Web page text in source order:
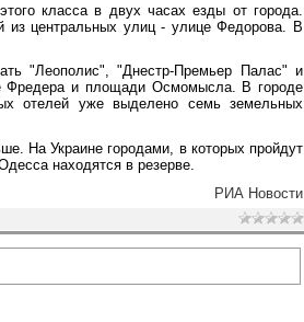
класса в двух часах езды от города.
из центральных улиц - улице Федорова. В
"Леополис", "Днестр-Премьер Палас" и
Фредера и площади Осмомысла. В городе
отелей уже выделено семь земельных
На Украине городами, в которых пройдут
находятся в резерве.
РИА Новости